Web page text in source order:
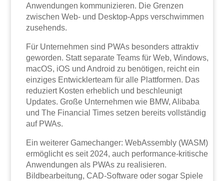
Anwendungen kommunizieren. Die Grenzen
zwischen Web- und Desktop-Apps verschwimmen
zusehends.
Für Unternehmen sind PWAs besonders attraktiv
geworden. Statt separate Teams für Web, Windows,
macOS, iOS und Android zu benötigen, reicht ein
einziges Entwicklerteam für alle Plattformen. Das
reduziert Kosten erheblich und beschleunigt
Updates. Große Unternehmen wie BMW, Alibaba
und The Financial Times setzen bereits vollständig
auf PWAs.
Ein weiterer Gamechanger: WebAssembly (WASM)
ermöglicht es seit 2024, auch performance-kritische
Anwendungen als PWAs zu realisieren.
Bildbearbeitung, CAD-Software oder sogar Spiele